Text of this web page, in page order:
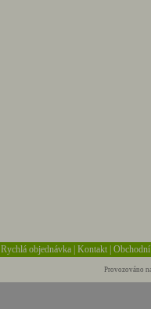
Rychlá objednávka |Kontakt |
Provozováno